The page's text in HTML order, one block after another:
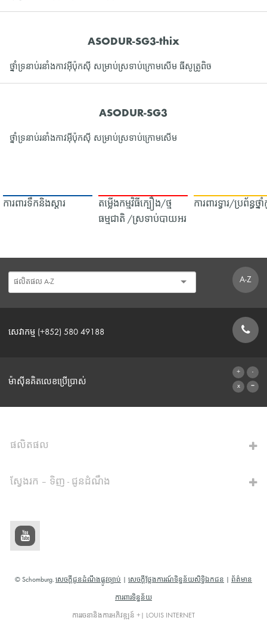
ASODUR-SG3-thix
ថ្នាំទ្រនាប់រនាំងកាវអ៊ីប៉ុកស៊ី សម្រាប់ស្រទាប់ក្រោមសើម ធីសូត្រូពិច
ASODUR-SG3
ថ្នាំទ្រនាប់រនាំងកាវអ៊ីប៉ុកស៊ី សម្រាប់ស្រទាប់ក្រោមសើម
ការពារទឹក​និង​ស្ដារ
តម្លើងកម្មវិធីក្បឿង/ថ្ម
ធម្មជាតិ /ស្រទាប់បាយអរ
ការពារទ្វារ/ប្រព័ន្ធថ្ន
A-Z
សេវាកម្ម (+852) 580 49188
ម៉ាស៊ីនគិតលេខប្រើប្រាស់
ផលិតផល
ស្វែងរក – ទិញ - ជូនដំណឹង
© Schomburg. សេចក្តីជូនដំណឹងផ្លូវច្បាប់ សេចក្តីថ្លែងការណ៍ទិន្នន័យសិទ្ធិឯកជន ព័ត៌មាន
ការពារទិន្នន័យ
ការរចនានិងការអភិវឌ្ឍន៍ +| LOUIS INTERNET